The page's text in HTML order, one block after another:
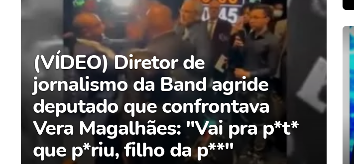
(VÍDEO) Diretor de
jornalismo da Band agride
deputado que confrontava
Vera Magalhães: "Vai pra p*t*
que p*riu, filho da p**"